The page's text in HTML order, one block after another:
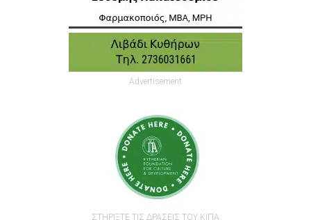
Advertisement
ΣΤΗΡΙΞΤΕ ΤΙΣ ΔΡΑΣΕΙΣ ΤΟΥ ΚΙΠΑ